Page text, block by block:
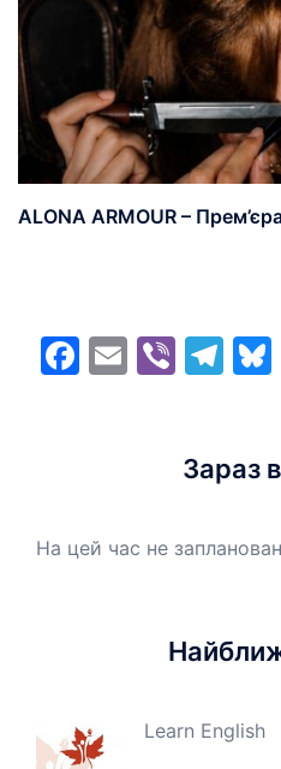
ALONA ARMOUR –
Facebook
EmailViber
Зараз
На цей час не
Learn English